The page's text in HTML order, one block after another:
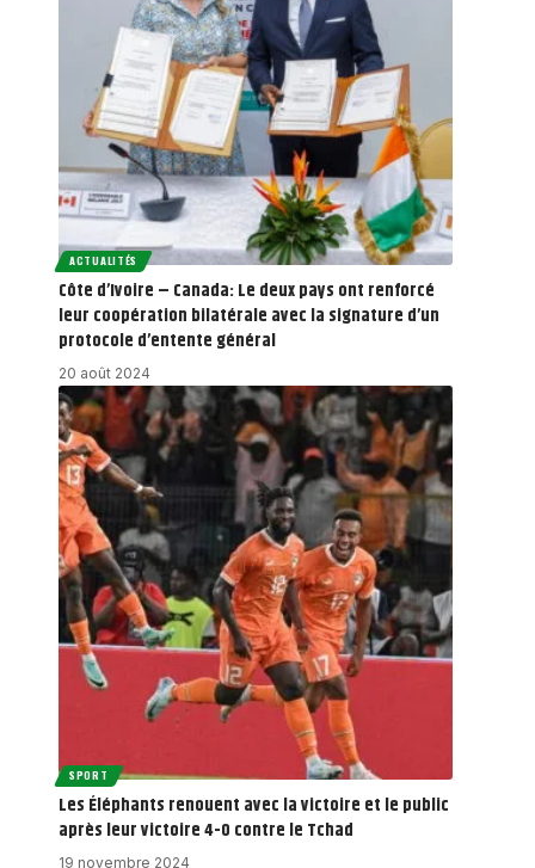
ACTUALITÉS
Côte d’Ivoire – Canada: Le deux pays ont renforcé
leur coopération bilatérale avec la signature d’un
protocole d’entente général
20 août 2024
SPORT
Les Éléphants renouent avec la victoire et le public
après leur victoire 4-0 contre le Tchad
19 novembre 2024